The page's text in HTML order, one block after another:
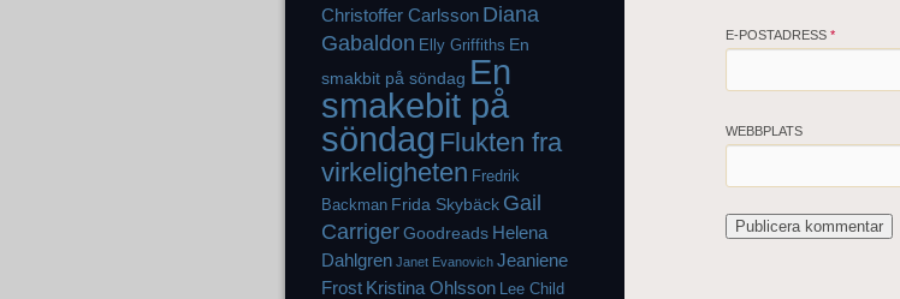
E-POSTADRESS *
WEBBPLATS
Christoffer Carlsson Diana
Gabaldon Elly Griffiths En
smakbit på söndag En
smakebit på
söndag Flukten fra
virkeligheten Fredrik
Backman Frida Skybäck Gail
CarrigerGoodreads Helena
Dahlgren Janet Evanovich Jeaniene
Frost Kristina Ohlsson Lee Child